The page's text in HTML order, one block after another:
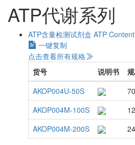
ATP代谢系列
ATP含量检测试剂盒 ATP
一键复制
点击查看所有规格
货号
说明书
AKOP004U-50S
AKOP004M-100S
AKOP004M-200S